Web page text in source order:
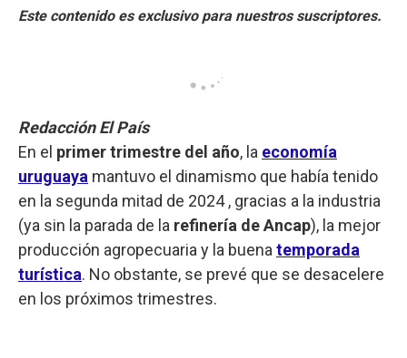
Redacción El País
En el primer trimestre del año, la economía
uruguaya mantuvo el dinamismo que había tenido
en la segunda mitad de 2024 , gracias a la industria
(ya sin la parada de la refinería de Ancap), la mejor
producción agropecuaria y la buena temporada
turística. No obstante, se prevé que se desacelere
en los próximos trimestres.